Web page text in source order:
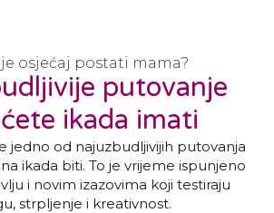
je osjećaj postati mama?
putovanje
ikada imati
jedno od najuzbudljivijih putovanja
ikada biti. To je vrijeme ispunjeno
i novim izazovima koji testiraju
strpljenje i kreativnost.